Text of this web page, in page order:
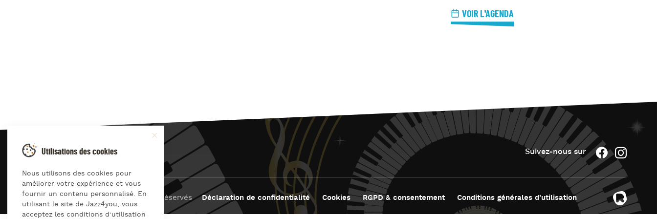
Les Midis-Jazz
VOIR L'AGENDA
JAZZ4YOU Suivez-nous sur
© Jazz4you 2019 – 2026 Tous droits réservés Déclaration de confidentialité Cookies RGPD & consentement Conditions générales d’utilisation
Utilisations des cookies
Nous utilisons des cookies pour
améliorer votre expérience et vous
fournir un contenu personnalisé. En
utilisant le site de Jazz4you, vous
acceptez les conditions d’utilisation